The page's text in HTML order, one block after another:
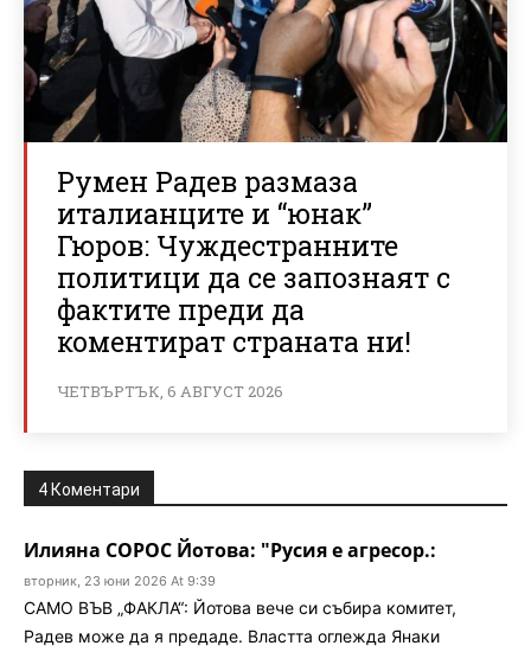
Румен Радев размаза
италианците и “юнак”
Гюров: Чуждестранните
политици да се запознаят с
фактите преди да
коментират страната ни!
ЧЕТВЪРТЪК, 6 АВГУСТ 2026
4 Коментари
Илияна СОРОС Йотова: "Русия е агресор.:
вторник, 23 юни 2026 At 9:39
САМО ВЪВ „ФАКЛА“: Йотова вече си събира комитет,
Радев може да я предаде. Властта оглежда Янаки